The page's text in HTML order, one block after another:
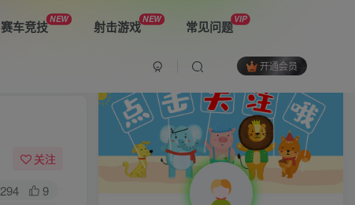
赛车竞技NEW 射击游戏NEW 常见问题VIP
开通会员
关注
294 9
又一个僵尸塔防 高清版
布兰特爵士的生平和痛苦